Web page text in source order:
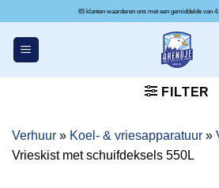
inhoud
65 klanten waarderen ons
FILTER
Verhuur » Koel- & vriesapparatuur »
Vrieskist met schuifdeksels 550L